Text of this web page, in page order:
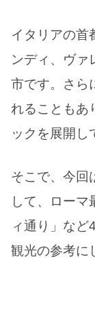
イタリアの首
ンディ、ヴァ
市です。さら
れることもあ
ックを展開し
そこで、今回
して、ローマ
ィ通り」など
観光の参考に